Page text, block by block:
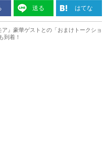
送る はてな
ア』豪華ゲストとの「おまけトークショ
到着！